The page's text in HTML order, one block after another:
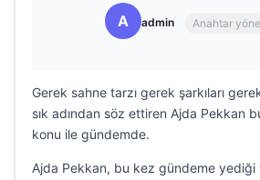
A admin Anahtar
Gerek sahne tarzı gerek şarkıları
sık adından söz ettiren Ajda Pekkan
konu ile gündemde.
Ajda Pekkan, bu kez gündeme yediği